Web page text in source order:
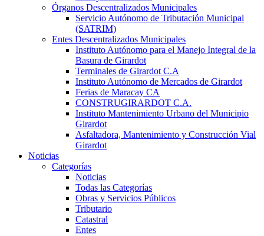
Órganos Descentralizados Municipales
Servicio Autónomo de Tributación Municipal
(SATRIM)
Entes Descentralizados Municipales
Instituto Autónomo para el Manejo Integral de la
Basura de Girardot
Terminales de Girardot C.A
Instituto Autónomo de Mercados de Girardot
Ferias de Maracay CA
CONSTRUGIRARDOT C.A.
Instituto Mantenimiento Urbano del Municipio
Girardot
Asfaltadora, Mantenimiento y Construcción Vial
Girardot
Noticias
Categorías
Noticias
Todas las Categorías
Obras y Servicios Públicos
Tributario
Catastral
Entes